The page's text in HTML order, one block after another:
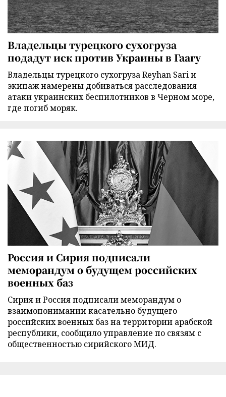
Владельцы турецкого сухогруза
подадут иск против Украины в Гаагу
Владельцы турецкого сухогруза Reyhan Sari и
экипаж намерены добиваться расследования
атаки украинских беспилотников в Черном море,
где погиб моряк.
Россия и Сирия подписали
меморандум о будущем российских
военных баз
Сирия и Россия подписали меморандум о
взаимопонимании касательно будущего
российских военных баз на территории арабской
республики, сообщило управление по связям с
общественностью сирийского МИД.